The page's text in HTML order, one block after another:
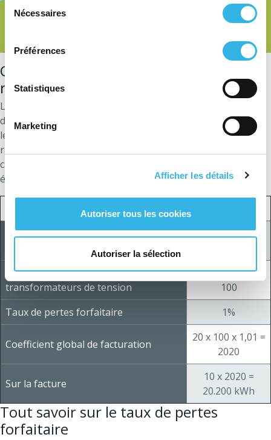
Nécessaires
Préférences
Statistiques
Marketing
Afficher les détails
Autoriser tous les cookies
Autoriser la sélection
Comment calculer la consommation
réelle ?
La consommation réelle se calcule en multipliant les index
du compteur par un, deux ou trois facteurs, selon les cas :
le rapport de réduction des transformateurs de courant, le
rapport de réduction des transformateurs de tension (le
cas échéant) et un taux de pertes forfaitaire (le cas
échéant).
Index affiché par le compteur
Rapport de réduction des
transformateurs de courant
100 / 5 = 20
Rapport de réduction des
transformateurs de tension
11.000 / 110 =
100
Taux de pertes forfaitaire
1%
Coefficient global de facturation
20 x 100 x 1,01 =
2020
Sur la facture
10 x 2020 =
20.200 kWh
Tout savoir sur le taux de pertes
forfaitaire